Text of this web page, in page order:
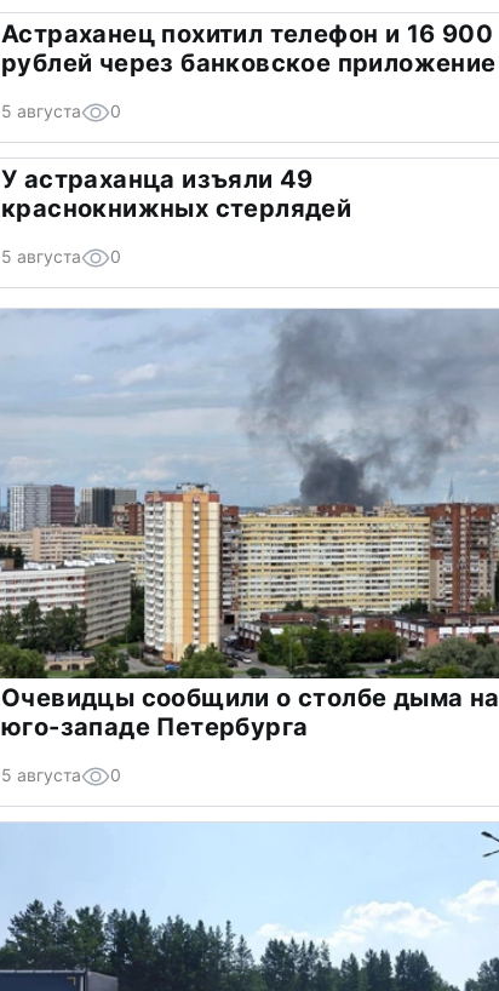
Астраханец похитил телефон и 16 900
рублей через банковское приложение
5 августа 0
У астраханца изъяли 49
краснокнижных стерлядей
5 августа 0
Очевидцы сообщили о столбе дыма на
юго-западе Петербурга
5 августа 0